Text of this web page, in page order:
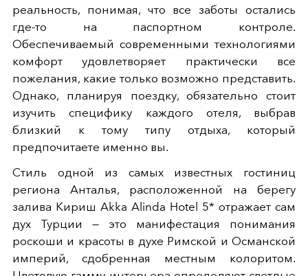
реальность, понимая, что все заботы остались
где-то на паспортном контроле.
Обеспечиваемый современными технологиями
комфорт удовлетворяет практически все
пожелания, какие только возможно представить.
Однако, планируя поездку, обязательно стоит
изучить специфику каждого отеля, выбрав
близкий к тому типу отдыха, который
предпочитаете именно вы.
Стиль одной из самых известных гостиниц
региона Анталья, расположенной на берегу
залива Кириш Akka Alinda Hotel 5* отражает сам
дух Турции — это манифестация понимания
роскоши и красоты в духе Римской и Османской
империй, сдобренная местным колоритом.